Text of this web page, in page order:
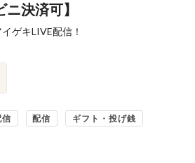
決済可】
ゲキLIVE配信！
信 配信 ギフト・投げ銭